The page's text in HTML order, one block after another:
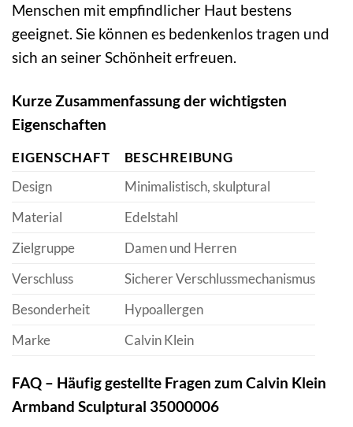
Menschen mit empfindlicher Haut bestens
geeignet. Sie können es bedenkenlos tragen und
sich an seiner Schönheit erfreuen.
Kurze Zusammenfassung der wichtigsten
Eigenschaften
EIGENSCHAFT
BESCHREIBUNG
Design
Minimalistisch, skulptural
Material
Edelstahl
Zielgruppe
Damen und Herren
Verschluss
Sicherer Verschlussmechanismus
Besonderheit
Hypoallergen
Marke
Calvin Klein
FAQ – Häufig gestellte Fragen zum Calvin Klein
Armband Sculptural 35000006